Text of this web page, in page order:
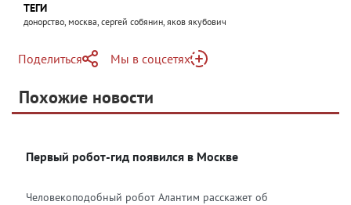
ТЕГИ
донорство, москва, сергей собянин, яков якубович
Поделиться
Telegram
Одноклассники
Мы в соцсетях
Яндекс Дзен
Похожие новости
Первый робот-гид появился в Москве
Человекоподобный робот Алантим расскажет об